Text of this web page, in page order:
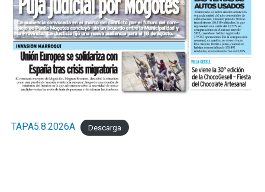
TAPA5.8.2026A Descarga